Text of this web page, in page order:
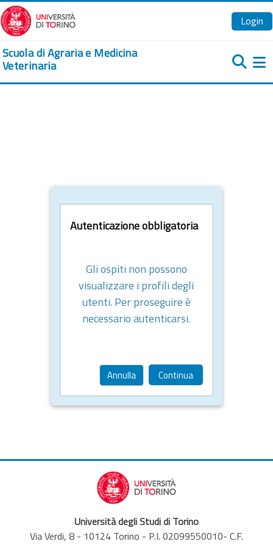
Vai al contenuto principale
Login
Scuola di Agraria e Medicina
Veterinaria
Autenticazione obbligatoria
Gli ospiti non possono
visualizzare i profili degli
utenti. Per proseguire è
necessario autenticarsi.
Annulla Continua
Università degli Studi di Torino
Via Verdi, 8 - 10124 Torino - P.I. 02099550010- C.F.